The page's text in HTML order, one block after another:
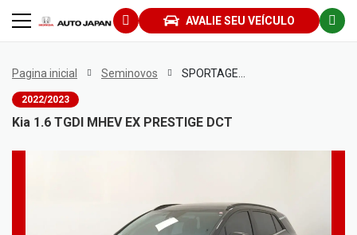
AVALIE SEU VEÍCULO
Pagina inicial Seminovos
2022/2023
Kia 1.6 TGDI MHEV EX PRESTIGE DCT